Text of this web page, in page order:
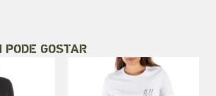
GOSTAR